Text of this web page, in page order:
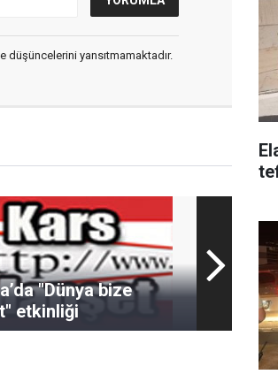
düşüncelerini yansıtmamaktadır.
"Dünya bize
etkinliği